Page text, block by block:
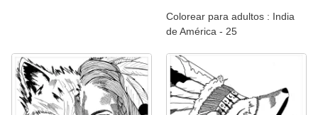
Colorear para adultos : India
de América - 25